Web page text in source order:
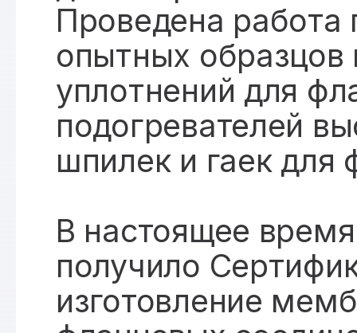
Проведена работа
опытных
уплотнений для
подогревателей
шпилек и гаек
В настоящее
получило
изготовление